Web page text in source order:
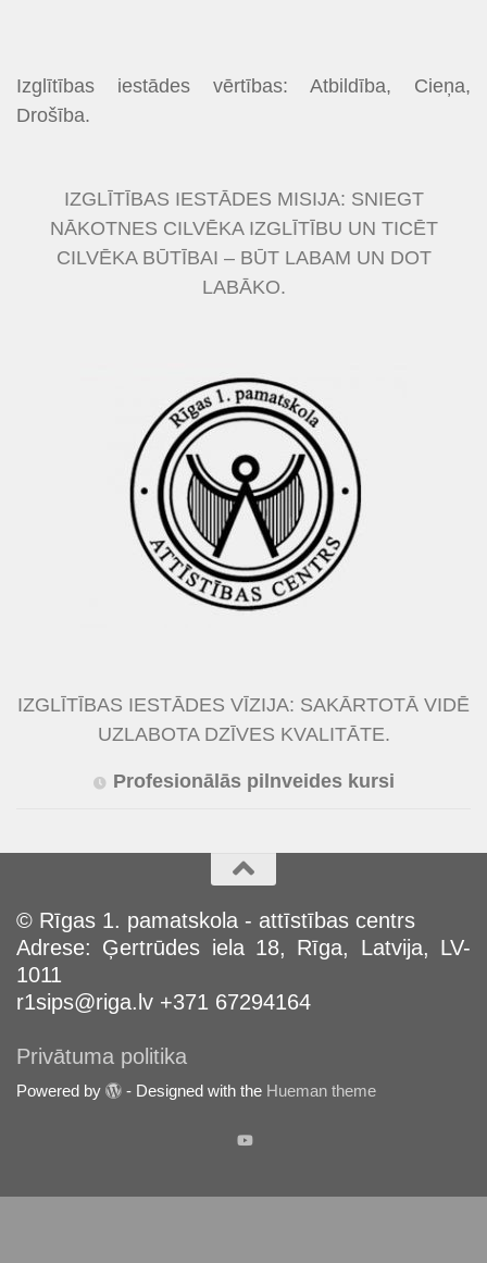
Izglītības iestādes vērtības: Atbildība, Cieņa,
Drošība.
IZGLĪTĪBAS IESTĀDES MISIJA: SNIEGT
NĀKOTNES CILVĒKA IZGLĪTĪBU UN TICĒT
CILVĒKA BŪTĪBAI – BŪT LABAM UN DOT
LABĀKO.
IZGLĪTĪBAS IESTĀDES VĪZIJA: SAKĀRTOTĀ VIDĒ
UZLABOTA DZĪVES KVALITĀTE.
Profesionālās pilnveides kursi
© Rīgas 1. pamatskola - attīstības centrs
Adrese: Ģertrūdes iela 18, Rīga, Latvija, LV-
1011
r1sips@riga.lv +371 67294164
Privātuma politika
Powered by - Designed with the Hueman theme